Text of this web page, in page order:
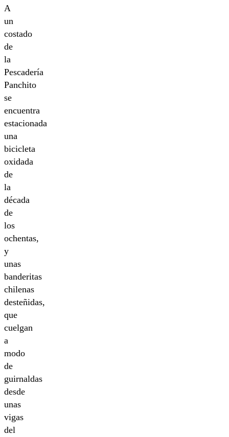
A
un
costado
de
la
Pescadería
Panchito
se
encuentra
estacionada
una
bicicleta
oxidada
de
la
década
de
los
ochentas,
y
unas
banderitas
chilenas
desteñidas,
que
cuelgan
a
modo
de
guirnaldas
desde
unas
vigas
del